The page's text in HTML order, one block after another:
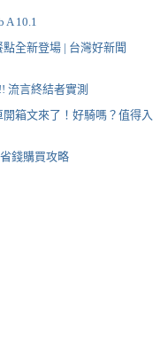
A 10.1
全新登場 | 台灣好新聞
流言終結者實測
箱文來了！好騎嗎？值得入
錢購買攻略